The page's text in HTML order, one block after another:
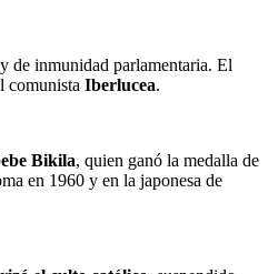
de inmunidad parlamentaria. El
comunista Iberlucea.
Bikila, quien ganó la medalla de
en 1960 y en la japonesa de